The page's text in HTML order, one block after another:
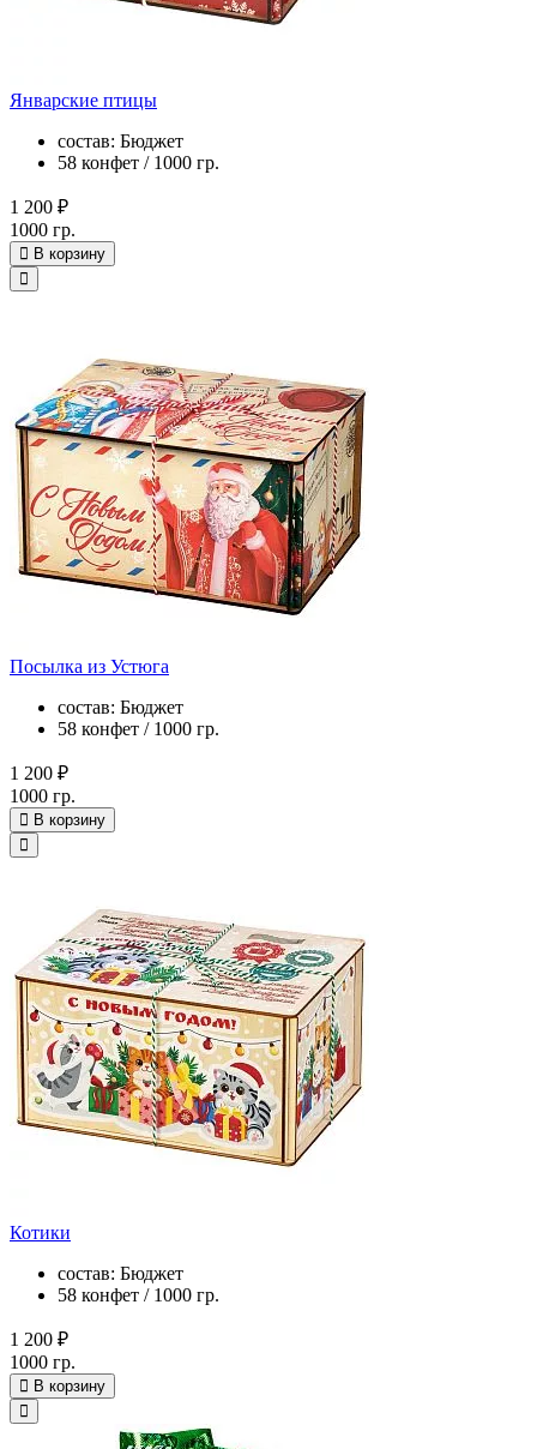
Январские птицы
состав: Бюджет
58 конфет / 1000 гр.
1 200 ₽
1000 гр.
В корзину
Посылка из Устюга
состав: Бюджет
58 конфет / 1000 гр.
1 200 ₽
1000 гр.
В корзину
Котики
состав: Бюджет
58 конфет / 1000 гр.
1 200 ₽
1000 гр.
В корзину